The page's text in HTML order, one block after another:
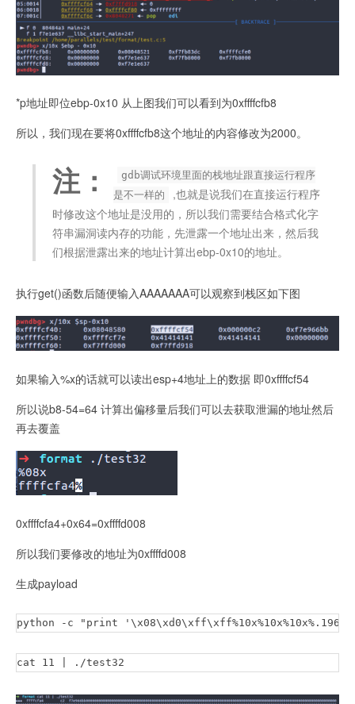
*p地址即位ebp-0x10 从上图我们可以看到为0xffffcfb8
所以，我们现在要将0xffffcfb8这个地址的内容修改为2000。
注：
gdb调试环境里面的栈地址跟直接运行程序
是不一样的
,也就是说我们在直接运行程序
时修改这个地址是没用的，所以我们需要结合格式化字
符串漏洞读内存的功能，先泄露一个地址出来，然后我
们根据泄露出来的地址计算出ebp-0x10的地址。
执行get()函数后随便输入AAAAAAA可以观察到栈区如下图
如果输入%x的话就可以读出esp+4地址上的数据 即0xffffcf54
所以说b8-54=64 计算出偏移量后我们可以去获取泄漏的地址然后
再去覆盖
0xffffcfa4+0x64=0xffffd008
所以我们要修改的地址为0xffffd008
生成payload
python -c "print
cat 11 | ./test32